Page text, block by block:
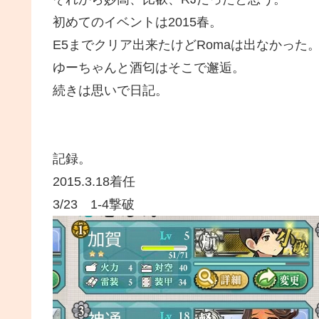
初めてのイベントは2015春。
E5までクリア出来たけどRomaは出なかった
ゆーちゃんと酒匂はそこで邂逅。
続きは思いで日記。
記録。
2015.3.18着任
3/23 1-4撃破